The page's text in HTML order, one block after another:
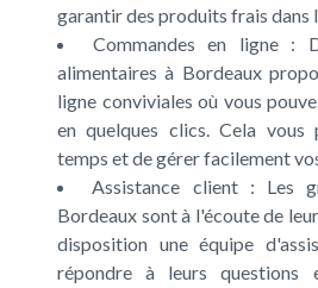
garantir des produits frais dans
Commandes en ligne :
alimentaires à Bordeaux
ligne conviviales où vous
en quelques clics. Cela vous
temps et de gérer facilement
Assistance client : Les
Bordeaux sont à l'écoute de
disposition une équipe
répondre à leurs questions